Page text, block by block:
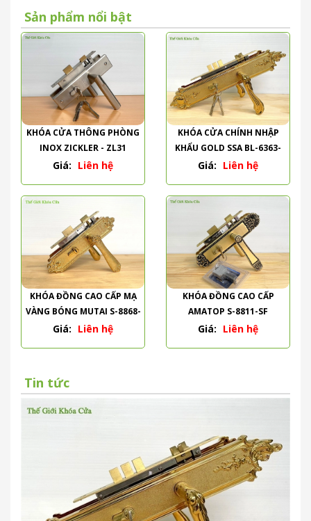
Sản phẩm nổi bật
KHÓA CỬA THÔNG PHÒNG
INOX ZICKLER - ZL31
Giá: Liên hệ
KHÓA CỬA CHÍNH NHẬP
KHẨU GOLD SSA BL-6363-
PVD
Giá: Liên hệ
KHÓA ĐỒNG CAO CẤP MẠ
VÀNG BÓNG MUTAI S-8868-
PVD
Giá: Liên hệ
KHÓA ĐỒNG CAO CẤP
AMATOP S-8811-SF
Giá: Liên hệ
Tin tức